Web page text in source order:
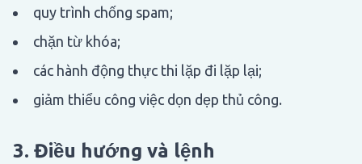
quy trình chống spam;
chặn từ khóa;
các hành động thực thi lặp đi lặp lại;
giảm thiểu công việc dọn dẹp thủ công.
3. Điều hướng và lệnh